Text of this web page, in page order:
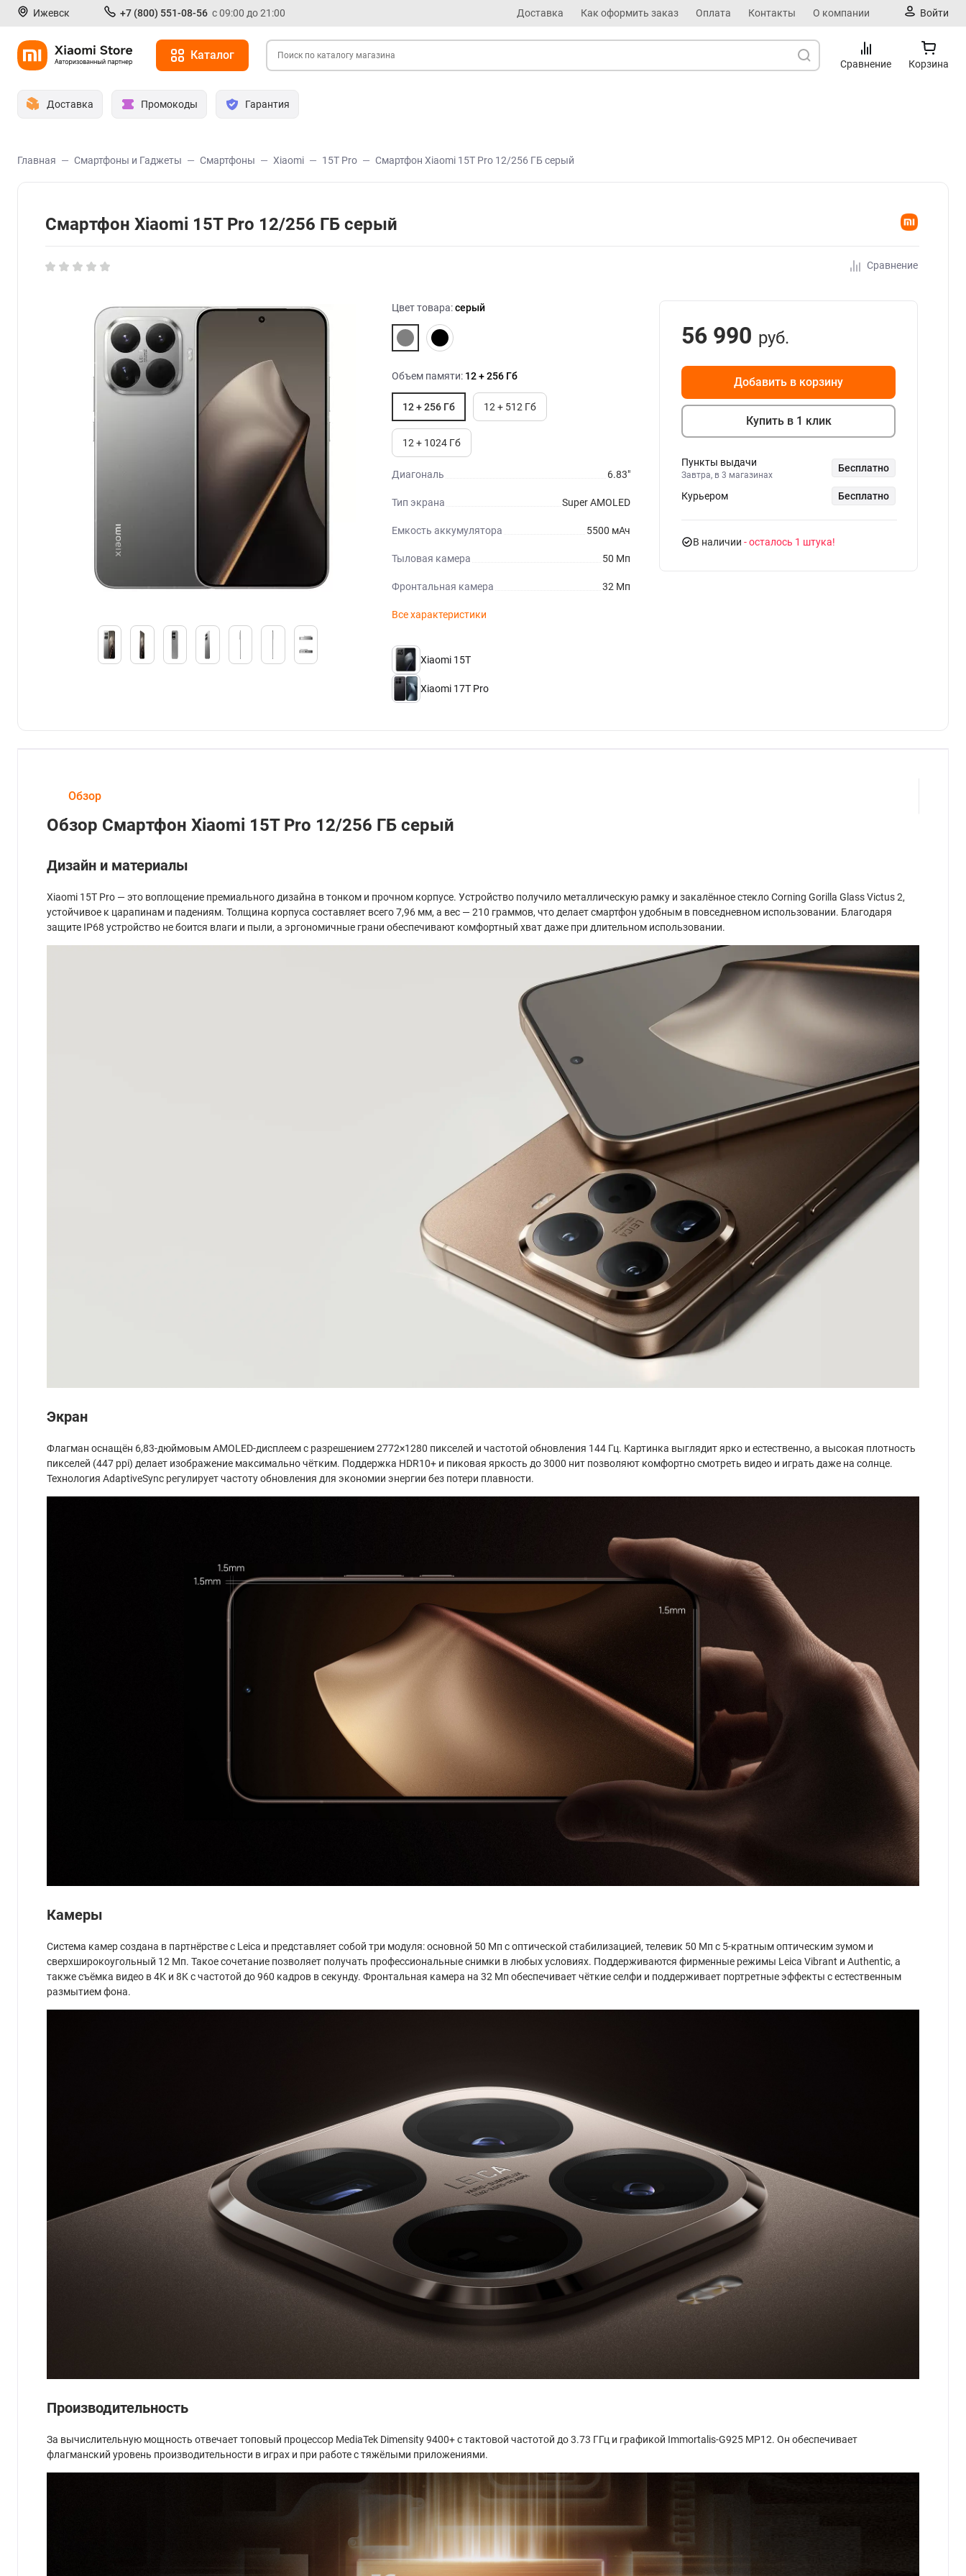
Ижевск +7 (800) 551-08-56 с 09:00 до 21:00 Доставка Как оформить заказ Оплата Контакты О компании Войти
Каталог
Сравнение Корзина
Доставка Промокоды Гарантия
Главная Смартфоны и Гаджеты Смартфоны Xiaomi 15T Pro Смартфон Xiaomi 15T Pro 12/256 ГБ серый
Смартфон Xiaomi 15T Pro 12/256 ГБ серый
Сравнение
Цвет товара:серый
Объем памяти: 12 + 256 Гб
12 + 256 Гб 12 + 512 Гб
12 + 1024 Гб
Диагональ 6.83"
Тип экрана Super AMOLED
Емкость аккумулятора 5500 мАч
Тыловая камера 50 Мп
Фронтальная камера 32 Мп
Все характеристики
Xiaomi 15T
Xiaomi 17T Pro
56 990 руб.
Добавить в корзину
Купить в 1 клик
Пункты выдачи
Завтра, в 3 магазинах
Бесплатно
Курьером Бесплатно
В наличии - осталось 1 штука
Обзор
Обзор Смартфон Xiaomi 15T Pro 12/256 ГБ серый
Дизайн и материалы
Xiaomi 15T Pro — это воплощение премиального дизайна в тонком и прочном корпусе. Устройство получило металлическую рамку и закалённое стекло Corning Gorilla Glass Victus 2,
устойчивое к царапинам и падениям. Толщина корпуса составляет всего 7,96 мм, а вес — 210 граммов, что делает смартфон удобным в повседневном использовании. Благодаря
защите IP68 устройство не боится влаги и пыли, а эргономичные грани обеспечивают комфортный хват даже при длительном использовании.
Экран
Флагман оснащён 6,83-дюймовым AMOLED-дисплеем с разрешением 2772×1280 пикселей и частотой обновления 144 Гц. Картинка выглядит ярко и естественно, а высокая плотность
пикселей (447 ppi) делает изображение максимально чётким. Поддержка HDR10+ и пиковая яркость до 3000 нит позволяют комфортно смотреть видео и играть даже на солнце.
Технология AdaptiveSync регулирует частоту обновления для экономии энергии без потери плавности.
Камеры
Система камер создана в партнёрстве с Leica и представляет собой три модуля: основной 50 Мп с оптической стабилизацией, телевик 50 Мп с 5-кратным оптическим зумом и
сверхширокоугольный 12 Мп. Такое сочетание позволяет получать профессиональные снимки в любых условиях. Поддерживаются фирменные режимы Leica Vibrant и Authentic, а
также съёмка видео в 4K и 8K с частотой до 960 кадров в секунду. Фронтальная камера на 32 Мп обеспечивает чёткие селфи и поддерживает портретные эффекты с естественным
размытием фона.
Производительность
За вычислительную мощность отвечает топовый процессор MediaTek Dimensity 9400+ с тактовой частотой до 3.73 ГГц и графикой Immortalis-G925 MP12. Он обеспечивает
флагманский уровень производительности в играх и при работе с тяжёлыми приложениями.